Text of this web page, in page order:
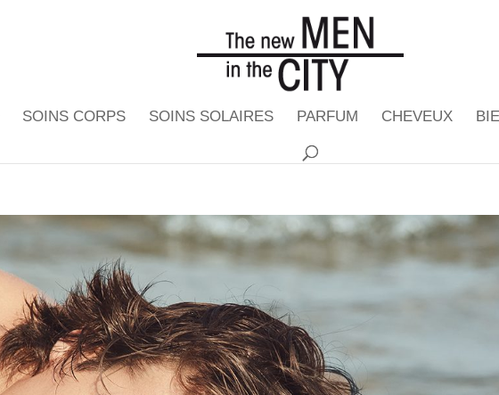
SOINS CORPS SOINS SOLAIRES PARFUM CHEVEUX